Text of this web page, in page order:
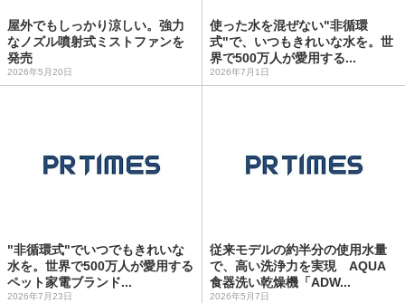
屋外でもしっかり涼しい。強力
なノズル噴射式ミストファンを
発売
2026年5月20日
使った水を混ぜない"非循環
式"で、いつもきれいな水を。世
界で500万人が愛用する...
2026年7月1日
"非循環式"でいつでもきれいな
水を。世界で500万人が愛用する
ペット家電ブランド...
2026年7月23日
従来モデルの約半分の使用水量
で、高い洗浄力を実現 AQUA
食器洗い乾燥機「ADW...
2026年5月7日